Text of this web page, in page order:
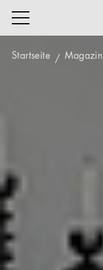
Magazin
Startseite Magazin